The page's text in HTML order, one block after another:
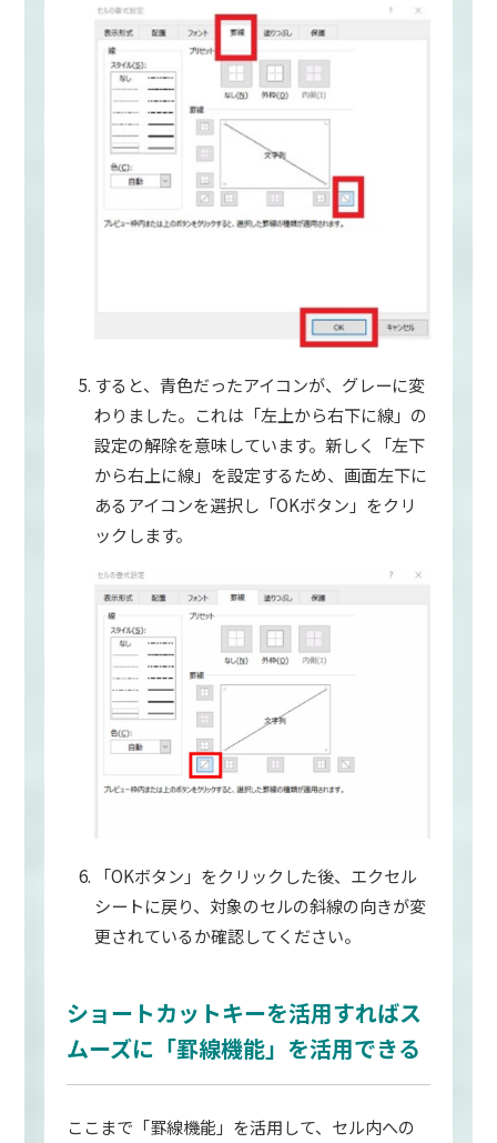
すると、青色だったアイコンが、グレーに変
わりました。これは「左上から右下に線」の
設定の解除を意味しています。新しく「左下
から右上に線」を設定するため、画面左下に
あるアイコンを選択し「OKボタン」をクリ
ックします。
「OKボタン」をクリックした後、エクセル
シートに戻り、対象のセルの斜線の向きが変
更されているか確認してください。
ショートカットキーを活用すればス
ムーズに「罫線機能」を活用できる
ここまで「罫線機能」を活用して、セル内への